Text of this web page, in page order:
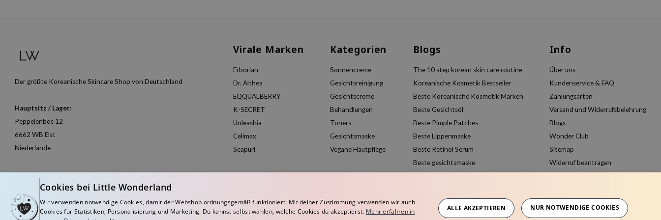
Der größte Koreanische Skincare Shop von Deutschland
Hauptsitz / Lager:
Peppelenbos 12
6662 WB Elst
Niederlande
Virale Marken
Erborian
Dr. Althea
EQQUALBERRY
K-SECRET
Unleashia
Celimax
Seapuri
Kategorien
Sonnencreme
Gesichtsreinigung
Gesichtscreme
Behandlungen
Toners
Gesichtsmaske
Vegane Hautpflege
Blogs
The 10 step korean skin care routine
Koreanische Kosmetik Bestseller
Beste Koreanische Kosmetik Marken
Beste Gesichtsöl
Beste Pimple Patches
Beste Lippenmaske
Beste Retinol Serum
Beste gesichtsmaske
Info
Über uns
Kundenservice & FAQ
Zahlungsarten
Versand und Widerrufsbelehrung
Blogs
Wonder Club
Sitemap
Widerruf beantragen
Cookies bei Little Wonderland
Wir verwenden notwendige Cookies, damit der Webshop ordnungsgemäß funktioniert. Mit deiner Zustimmung verwenden wir auch
Cookies für Statistiken, Personalisierung und Marketing. Du kannst selbst wählen, welche Cookies du akzeptierst. Mehr erfahren in
ALLE AKZEPTIEREN NUR NOTWENDIGE COOKIES